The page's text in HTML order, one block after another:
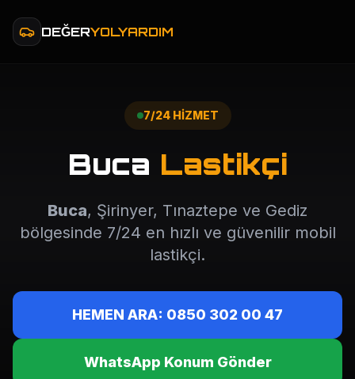
DEĞERYOLYARDIM
7/24 HİZMET
Buca Lastikçi
Buca, Şirinyer, Tınaztepe ve Gediz
bölgesinde 7/24 en hızlı ve güvenilir mobil
lastikçi.
HEMEN ARA: 0850 302 00 47
WhatsApp Konum Gönder